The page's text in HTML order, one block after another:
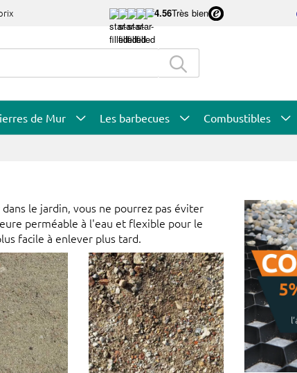
4.56Très bien
de Mur Les barbecues Combustibles
le jardin, vous ne pourrez pas éviter
perméable à l'eau et flexible pour le
facile à enlever plus tard.